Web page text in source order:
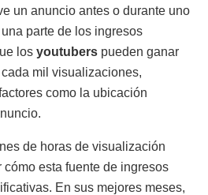
un anuncio antes o durante uno
parte de los ingresos
los youtubers pueden ganar
mil visualizaciones,
como la ubicación
de horas de visualización
esta fuente de ingresos
En sus mejores meses,